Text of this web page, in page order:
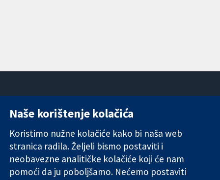
Pouzdani dokazi.
Utemeljeni
dokazi.
Bolje zdravlje.
11-13 Cavendish
London
W1G 0AN
Ujedinjeno
Kraljevstvo
Novosti
medije
O nama
Naše korištenje kolačića
Koristimo nužne kolačiće kako bi naša web
stranica radila. Željeli bismo postaviti i
neobavezne analitičke kolačiće koji će nam
pomoći da ju poboljšamo. Nećemo postaviti